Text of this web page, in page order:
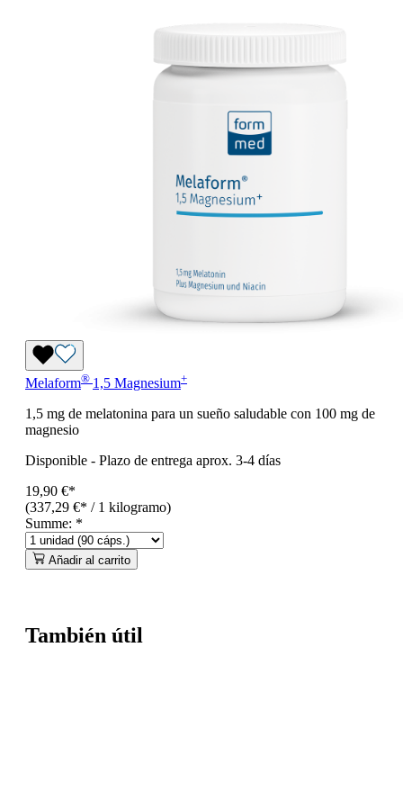
Melaform® 1,5 Magnesium+
1,5 mg de melatonina para un sueño saludable con 100 mg de
magnesio
Disponible - Plazo de entrega aprox. 3-4 días
19,90 €*
(337,29 €* / 1 kilogramo)
Summe: *
Añadir al carrito
También útil